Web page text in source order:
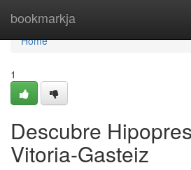
bookmarkja
Home
Home
1
Descubre
Vitoria-Gasteiz